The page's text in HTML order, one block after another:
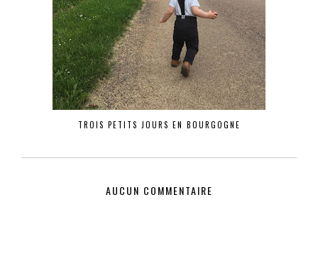
TROIS PETITS JOURS EN BOURGOGNE
AUCUN COMMENTAIRE